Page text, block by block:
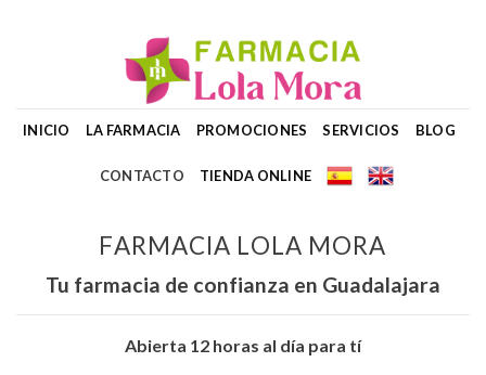
INICIO LA FARMACIA PROMOCIONES SERVICIOS BLOG
CONTACTO TIENDA ONLINE
FARMACIA LOLA MORA
Tu farmacia de confianza en Guadalajara
Abierta 12 horas al día para tí